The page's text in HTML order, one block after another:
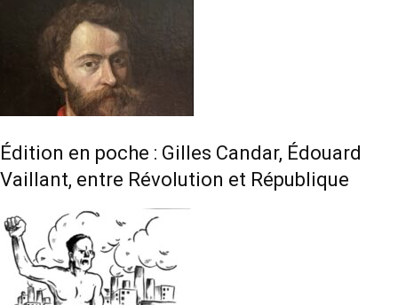
Édition en poche : Gilles Candar, Édouard
Vaillant, entre Révolution et République